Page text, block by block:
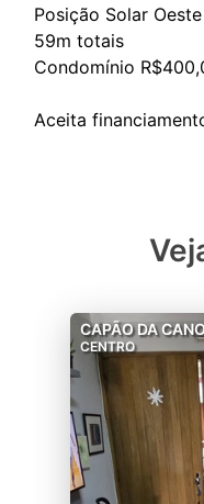
Posição Solar Oeste
59m totais
Condomínio
CAPÃO DA
CENTRO